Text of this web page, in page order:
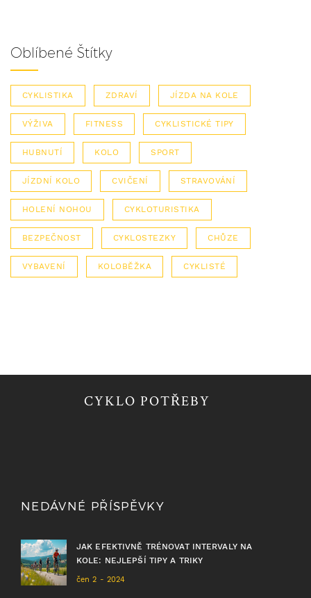
Oblíbené Štítky
CYKLISTIKA ZDRAVÍ JÍZDA NA KOLE
VÝŽIVA FITNESS CYKLISTICKÉ TIPY
HUBNUTÍ KOLO SPORT
JÍZDNÍ KOLO CVIČENÍ STRAVOVÁNÍ
HOLENÍ NOHOU CYKLOTURISTIKA
BEZPEČNOST CYKLOSTEZKY CHŮZE
VYBAVENÍ KOLOBĚŽKA CYKLISTÉ
CYKLO POTŘEBY
NEDÁVNÉ PŘÍSPĚVKY
JAK EFEKTIVNĚ TRÉNOVAT INTERVALY NA
KOLE: NEJLEPŠÍ TIPY A TRIKY
čen 2 - 2024